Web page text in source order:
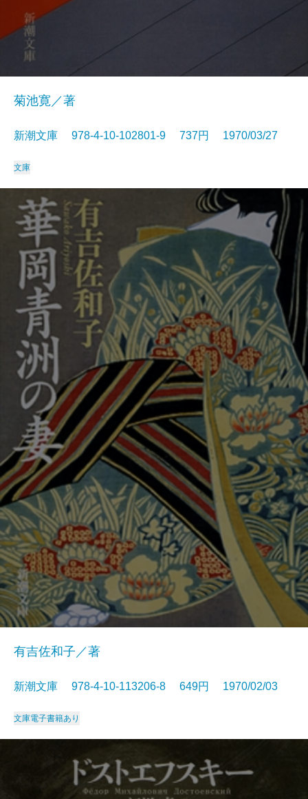
菊池寛／著
新潮文庫 978-4-10-102801-9 737円 1970/03/27
文庫
有吉佐和子／著
新潮文庫 978-4-10-113206-8 649円 1970/02/03
文庫電子書籍あり